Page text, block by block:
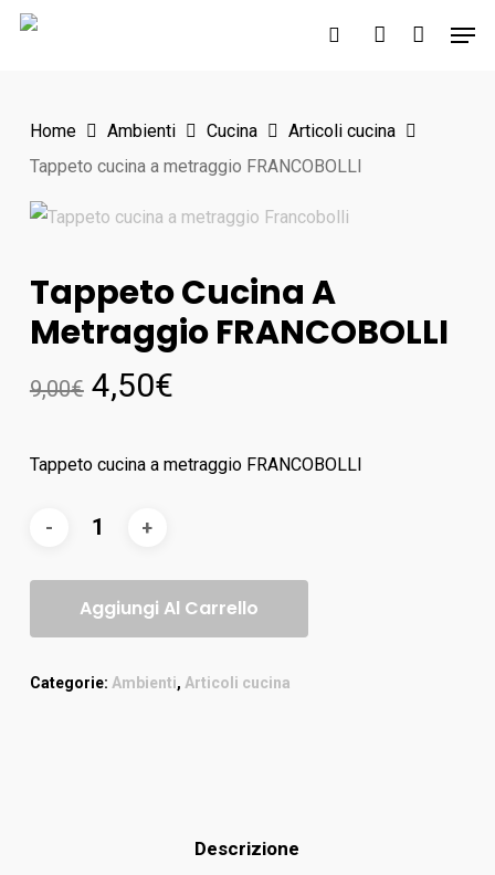
Skip
search account
Home Ambienti Cucina
Articoli cucina
Tappeto cucina a metraggio FRANCOBOLLI
Tappeto Cucina A
Metraggio FRANCOBOLLI
9,00€ 4,50€
Tappeto cucina a metraggio FRANCOBOLLI
Aggiungi Al Carrello
Categorie: Ambienti, Articoli cucina
Descrizione